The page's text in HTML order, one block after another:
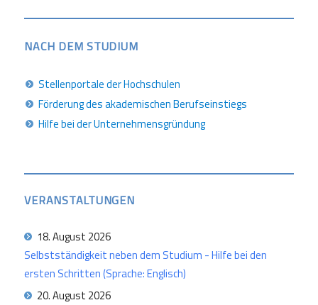
NACH DEM STUDIUM
Stellenportale der Hochschulen
Förderung des akademischen Berufseinstiegs
Hilfe bei der Unternehmensgründung
VERANSTALTUNGEN
18. August 2026
Selbstständigkeit neben dem Studium - Hilfe bei den
ersten Schritten (Sprache: Englisch)
20. August 2026